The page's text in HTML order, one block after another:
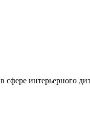
сфере интерьерного